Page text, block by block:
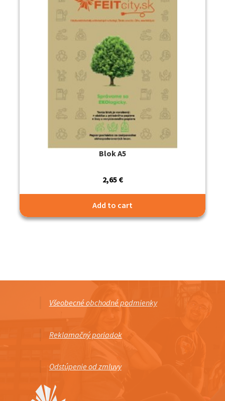
Blok A5
2,65 €
Add to cart
Všeobecné obchodné podmienky
Reklamačný poriadok
Odstúpenie od zmluvy